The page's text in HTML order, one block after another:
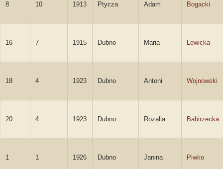
8 10 1913 Ptycza Adam Bogacki
16 7 1915 Dubno Maria Lewicka
18 4 1923 Dubno Antoni Wojnowski
20 4 1923 Dubno Rozalia Babirzecka
1 1 1926 Dubno Janina Piwko